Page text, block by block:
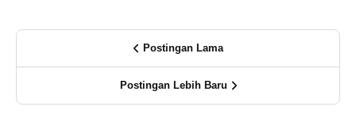
Postingan Lama
Postingan Lebih Baru